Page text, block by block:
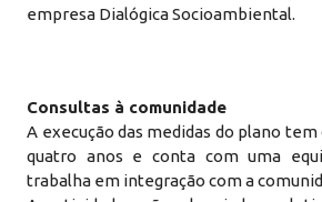
empresa Dialógica Socioambiental.
Consultas à comunidade
A execução das medidas do plano
quatro anos e conta com uma
trabalha em integração com a